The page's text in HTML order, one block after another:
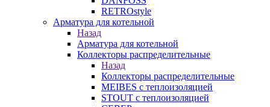
RETROstyle
Арматура для котельной
Назад
Арматура для котельной
Коллекторы распределительные
Назад
Коллекторы распределительные
MEIBES с теплоизоляцией
STOUT с теплоизоляцией